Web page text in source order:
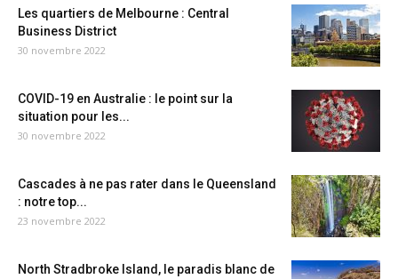
Les quartiers de Melbourne : Central
Business District
30 novembre 2022
COVID-19 en Australie : le point sur la
situation pour les...
30 novembre 2022
Cascades à ne pas rater dans le Queensland
: notre top...
23 novembre 2022
North Stradbroke Island, le paradis blanc de